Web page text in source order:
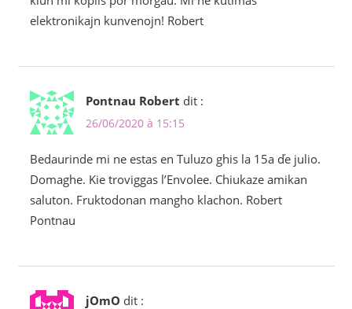
elektronikajn kunvenojn! Robert
Pontnau Robert dit :
26/06/2020 à 15:15
Bedaurinde mi ne estas en Tuluzo ghis la 15a ďe julio.
Domaghe. Kie troviggas l’Envolee. Chiukaze amikan
saluton. Fruktodonan mangho klachon. Robert
Pontnau
jOmO dit :